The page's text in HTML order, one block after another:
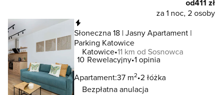
od411 zł
za 1 noc, 2 osoby
Słoneczna 18 | Jasny Apartament |
Parking Katowice
Katowice 11 km od Sosnowca
10 Rewelacyjny 1 opinia
Apartament:37 m2 2 łóżka
Bezpłatna anulacja